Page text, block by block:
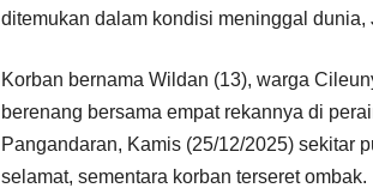
ditemukan dalam kondisi meninggal dunia,
Korban bernama Wildan (13), warga
berenang bersama empat rekannya di
Pangandaran, Kamis (25/12/2025) sekitar
selamat, sementara korban terseret ombak.